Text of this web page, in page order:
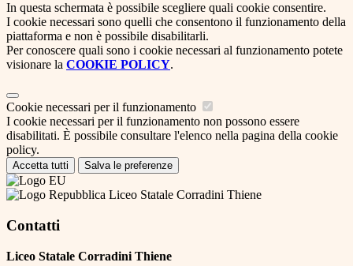
In questa schermata è possibile scegliere quali cookie consentire.
I cookie necessari sono quelli che consentono il funzionamento della
piattaforma e non è possibile disabilitarli.
Per conoscere quali sono i cookie necessari al funzionamento potete
visionare la COOKIE POLICY.
Cookie necessari per il funzionamento
I cookie necessari per il funzionamento non possono essere
disabilitati. È possibile consultare l'elenco nella pagina della cookie
policy.
Accetta tutti Salva le preferenze
Liceo Statale Corradini Thiene
Contatti
Liceo Statale Corradini Thiene